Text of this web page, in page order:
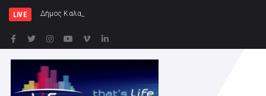
LIVE Δήμος Καλαμάτας : Ολοκληρώνεται